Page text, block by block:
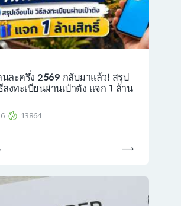
นละครึ่ง 2569 กลับมาแล้ว! สรุป
ลงทะเบียนผ่านเป๋าตัง แจก 1 ล้าน
13864